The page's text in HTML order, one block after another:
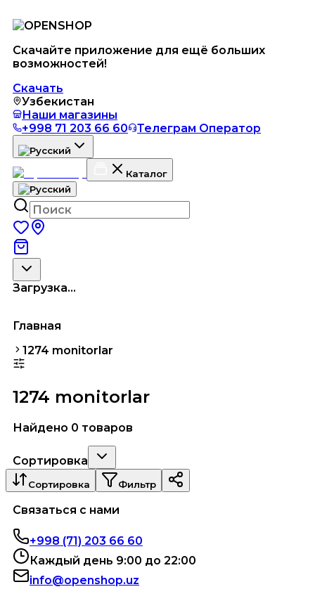
Скачайте приложение для ещё больших
возможностей!
Скачать
Узбекистан
Наши магазины
+998 71 203 66 60
Телеграм Оператор
Каталог
Загрузка...
Главная
1274 monitorlar
1274 monitorlar
Найдено 0 товаров
Сортировка
Сортировка Фильтр
Связаться с нами
+998 (71) 203 66 60
Каждый день 9:00 до 22:00
info@openshop.uz